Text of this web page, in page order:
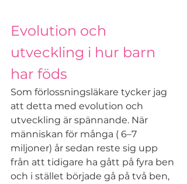
Evolution och
utveckling i hur barn
har föds
Som förlossningsläkare tycker jag
att detta med evolution och
utveckling är spännande. När
människan för många ( 6–7
miljoner) år sedan reste sig upp
från att tidigare ha gått på fyra ben
och i stället började gå på två ben,